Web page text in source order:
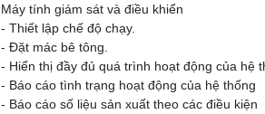
Máy tính giám sát và điều khiển
- Thiết lập chế độ chạy.
- Đặt mác bê tông.
- Hiển thị đầy đủ quá trình hoạt động của hệ
- Báo cáo tình trạng hoạt động của hệ thống
- Báo cáo số liệu sản xuất theo các điều kiện